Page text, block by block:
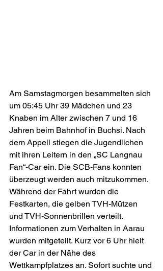
Am Samstagmorgen besammelten sich
um 05:45 Uhr 39 Mädchen und 23
Knaben im Alter zwischen 7 und 16
Jahren beim Bahnhof in Buchsi. Nach
dem Appell stiegen die Jugendlichen
mit ihren Leitern in den „SC Langnau
Fan“-Car ein. Die SCB-Fans konnten
überzeugt werden auch mitzukommen.
Während der Fahrt wurden die
Festkarten, die gelben TVH-Mützen
und TVH-Sonnenbrillen verteilt.
Informationen zum Verhalten in Aarau
wurden mitgeteilt. Kurz vor 6 Uhr hielt
der Car in der Nähe des
Wettkampfplatzes an. Sofort suchte und